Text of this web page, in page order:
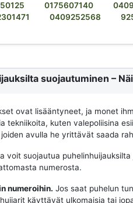
0175607140
0409252568
suojautuminen –
ovat lisääntyneet, ja monet
tekniikoita, kuten valepoliisina
avulla he yrittävät saada
voit suojautua
numerosta.
numeroihin. Jos saat puhelun
käyttävät ulkomaisia tai